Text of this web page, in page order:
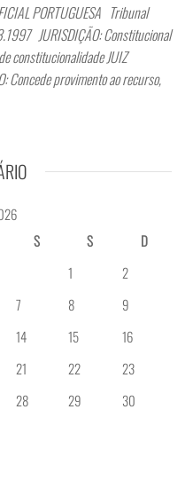
PORTUGUESA Tribunal
JURISDIÇÃO: Constitucional
constitucionalidade JUIZ
Concede provimento ao recurso,
S S
D
1
2
7 8
9
14 15
16
21 22
23
28 29
30